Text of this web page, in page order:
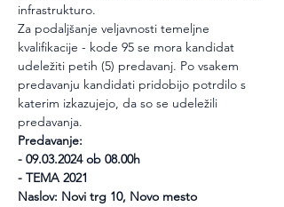
infrastrukturo.
Za podaljšanje veljavnosti temeljne
kvalifikacije - kode 95 se mora kandidat
udeležiti petih (5) predavanj. Po vsakem
predavanju kandidati pridobijo potrdilo s
katerim izkazujejo, da so se udeležili
predavanja.
Predavanje:
- 09.03.2024 ob 08.00h
- TEMA 2021
Naslov: Novi trg 10, Novo mesto